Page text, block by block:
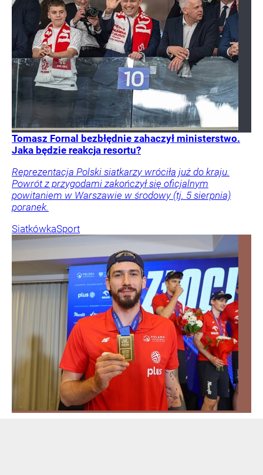
Tomasz Fornal bezbłędnie zahaczył ministerstwo.
Jaka będzie reakcja resortu?
Reprezentacja Polski siatkarzy wróciła już do kraju.
Powrót z przygodami zakończył się oficjalnym
powitaniem w Warszawie w środowy (tj. 5 sierpnia)
poranek.
SiatkówkaSport